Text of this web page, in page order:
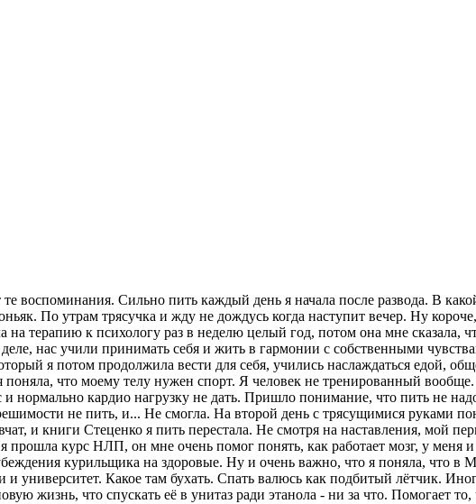
воспоминания. Сильно пить каждый день я начала после развода. В
По утрам трясучка и жду не дождусь когда наступит вечер. Ну
терапию к психологу раз в неделю целый год, потом она мне сказала,
нас учили принимать себя и жить в гармонии с собственными
я потом продолжила вести для себя, учились наслаждаться едой,
что моему телу нужен спорт. Я человек не тренированный
нормально кардио нагрузку не дать. Пришло понимание, что пить не
не пить, и... Не смогла. На второй день с трясущимися руками
и книги Стеценко я пить перестала. Не смотря на наставления, мой
прошла курс НЛП, он мне очень помог понять, как работает мозг, у меня
курильщика на здоровые. Ну и очень важно, что я поняла, что в
университет. Какое там бухать. Спать валюсь как подбитый лётчик.
жизнь, что спускать её в унитаз ради этанола - ни за что. Помогает